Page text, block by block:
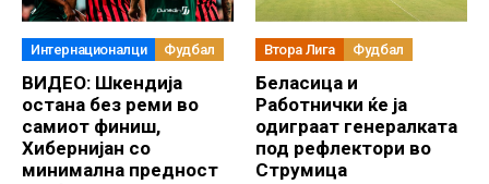
Интернационалци Фудбал
ВИДЕО: Шкендија
остана без реми во
самиот финиш,
Хибернијан со
минимална предност
Втора Лига Фудбал
Беласица и
Работнички ќе ја
одиграат генералката
под рефлектори во
Струмица